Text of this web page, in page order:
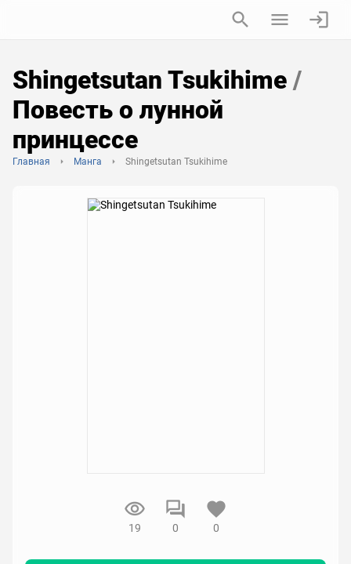
Shingetsutan Tsukihime /
Повесть о лунной
принцессе
Главная Манга Shingetsutan Tsukihime
19 0 0